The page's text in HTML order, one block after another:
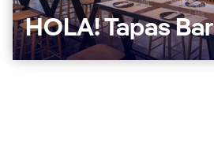
HOLA! Tapas Bar